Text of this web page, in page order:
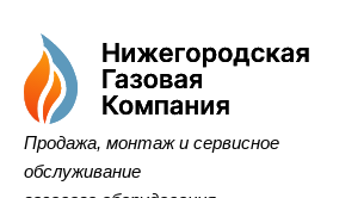
Нижегородская Газовая Компания
Продажа, монтаж и сервисное
обслуживание